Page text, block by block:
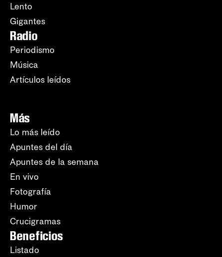
Lento
Gigantes
Radio
Periodismo
Música
Artículos leídos
Más
Lo más leído
Apuntes del día
Apuntes de la semana
En vivo
Fotografía
Humor
Crucigramas
Beneficios
Listado